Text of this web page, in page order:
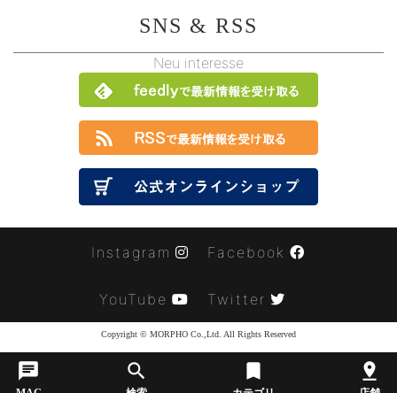
SNS & RSS
Neu interesse
Instagram Facebook
YouTube Twitter
Copyright © MORPHO Co.,Ltd. All Rights Reserved
chat search turned_in pin_drop